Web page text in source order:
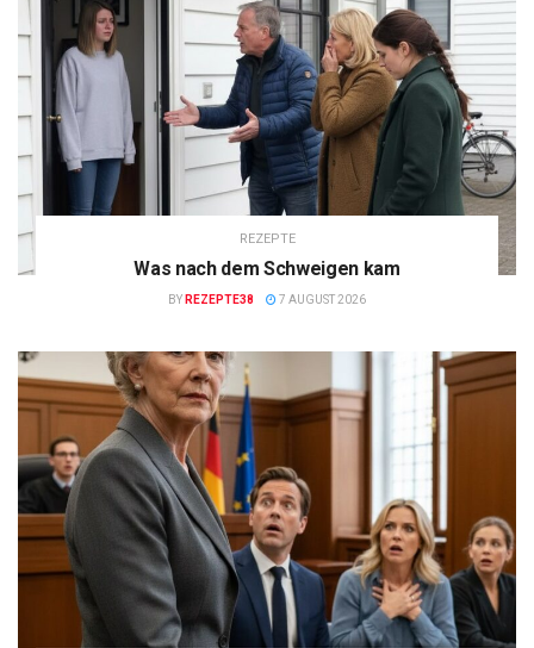
REZEPTE
Was nach dem Schweigen kam
BY REZEPTE38 7 AUGUST 2026